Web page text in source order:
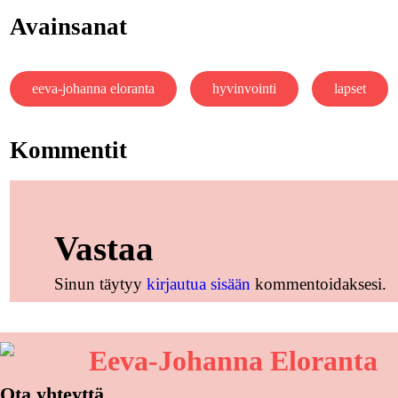
Avainsanat
eeva-johanna eloranta hyvinvointi lapset
Kommentit
Vastaa
Sinun täytyy kirjautua sisään kommentoidaksesi.
Eeva-Johanna Eloranta